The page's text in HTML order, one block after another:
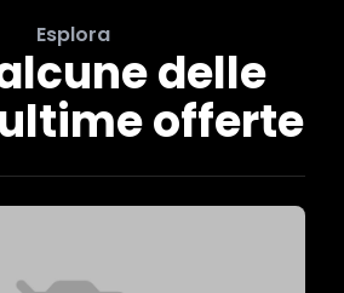
Esplora
delle
offerte